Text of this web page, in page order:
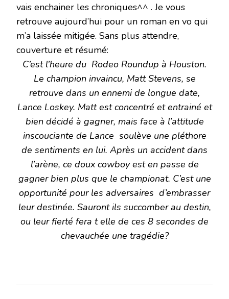
vais enchainer les chroniques^^ . Je vous
retrouve aujourd’hui pour un roman en vo qui
m’a laissée mitigée. Sans plus attendre,
couverture et résumé:
C’est l’heure du Rodeo Roundup à Houston.
Le champion invaincu, Matt Stevens, se
retrouve dans un ennemi de longue date,
Lance Loskey. Matt est concentré et entrainé et
bien décidé à gagner, mais face à l’attitude
inscouciante de Lance soulève une pléthore
de sentiments en lui. Après un accident dans
l’arène, ce doux cowboy est en passe de
gagner bien plus que le championat. C’est une
opportunité pour les adversaires d’embrasser
leur destinée. Sauront ils succomber au destin,
ou leur fierté fera t elle de ces 8 secondes de
chevauchée une tragédie?